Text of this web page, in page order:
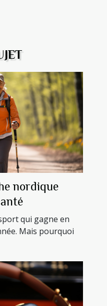
nordique
qui gagne en
Mais pourquoi